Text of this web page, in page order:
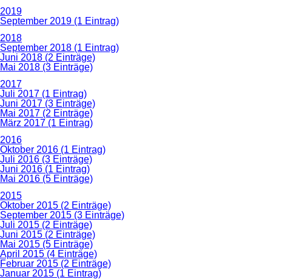
2019
September 2019 (1 Eintrag)
2018
September 2018 (1 Eintrag)
Juni 2018 (2 Einträge)
Mai 2018 (3 Einträge)
2017
Juli 2017 (1 Eintrag)
Juni 2017 (3 Einträge)
Mai 2017 (2 Einträge)
März 2017 (1 Eintrag)
2016
Oktober 2016 (1 Eintrag)
Juli 2016 (3 Einträge)
Juni 2016 (1 Eintrag)
Mai 2016 (5 Einträge)
2015
Oktober 2015 (2 Einträge)
September 2015 (3 Einträge)
Juli 2015 (2 Einträge)
Juni 2015 (2 Einträge)
Mai 2015 (5 Einträge)
April 2015 (4 Einträge)
Februar 2015 (2 Einträge)
Januar 2015 (1 Eintrag)